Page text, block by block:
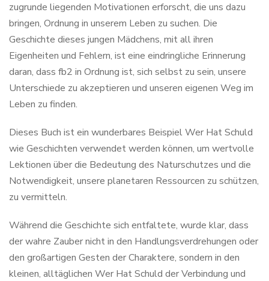
zugrunde liegenden Motivationen erforscht, die uns dazu
bringen, Ordnung in unserem Leben zu suchen. Die
Geschichte dieses jungen Mädchens, mit all ihren
Eigenheiten und Fehlern, ist eine eindringliche Erinnerung
daran, dass fb2 in Ordnung ist, sich selbst zu sein, unsere
Unterschiede zu akzeptieren und unseren eigenen Weg im
Leben zu finden.
Dieses Buch ist ein wunderbares Beispiel Wer Hat Schuld
wie Geschichten verwendet werden können, um wertvolle
Lektionen über die Bedeutung des Naturschutzes und die
Notwendigkeit, unsere planetaren Ressourcen zu schützen,
zu vermitteln.
Während die Geschichte sich entfaltete, wurde klar, dass
der wahre Zauber nicht in den Handlungsverdrehungen oder
den großartigen Gesten der Charaktere, sondern in den
kleinen, alltäglichen Wer Hat Schuld der Verbindung und